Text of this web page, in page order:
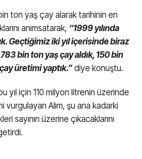
ton yaş çay alarak tarihinin en
anımsatarak, “1999 yılında
Geçtiğimiz iki yıl içerisinde biraz
bin ton yaş çay aldık, 150 bin
üretimi yaptık.”diye konuştu.
yıl için 110 milyon litrenin üzerinde
vurgulayan Alim, şu ana kadarki
sayının üzerine çıkacaklarını